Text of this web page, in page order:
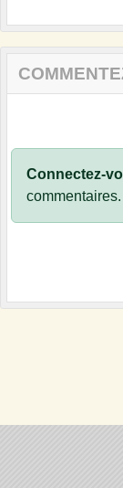
Connectez-
commentaires.